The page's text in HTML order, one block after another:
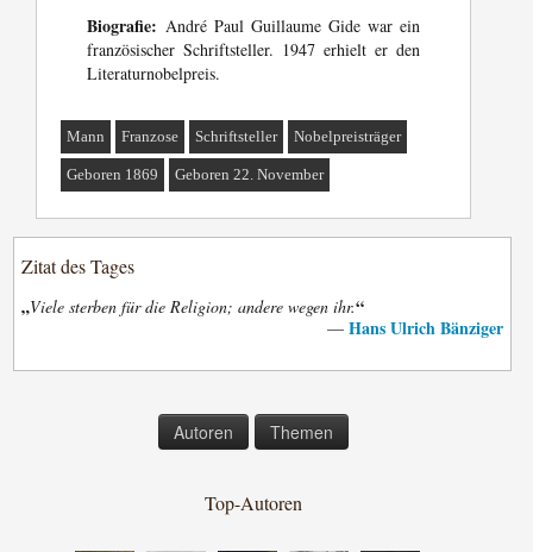
Biografie: André Paul Guillaume Gide war ein
französischer Schriftsteller. 1947 erhielt er den
Literaturnobelpreis.
Mann Franzose Schriftsteller Nobelpreisträger
Geboren 1869 Geboren 22. November
Zitat des Tages
„Viele sterben für die Religion; andere wegen ihr.“
— Hans Ulrich Bänziger
Autoren Themen
Top-Autoren